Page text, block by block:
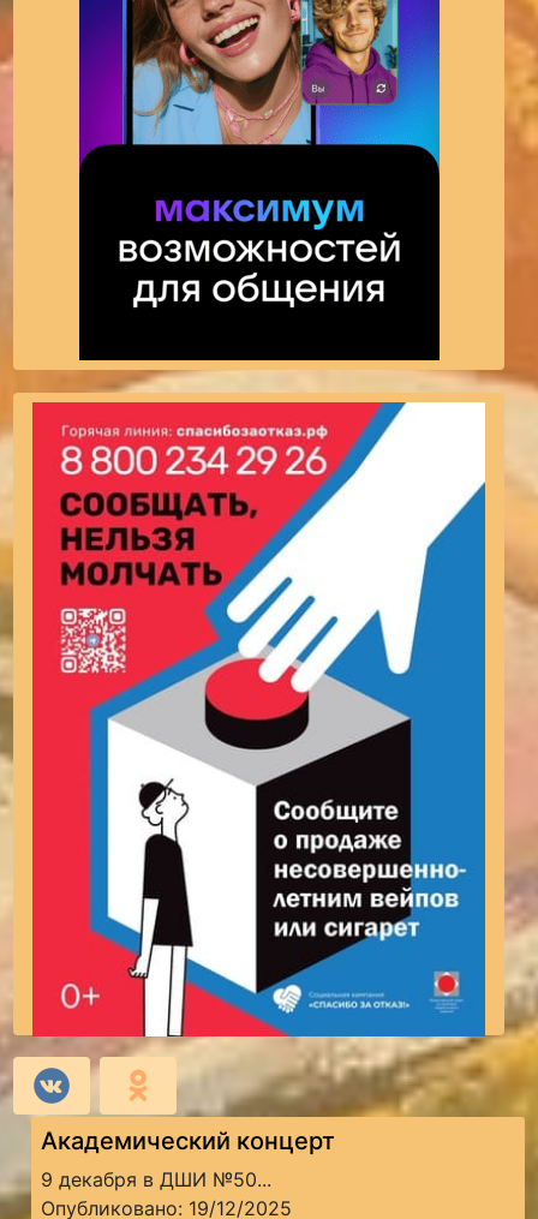
Академический концерт
9 декабря в ДШИ №50...
Опубликовано: 19/12/2025